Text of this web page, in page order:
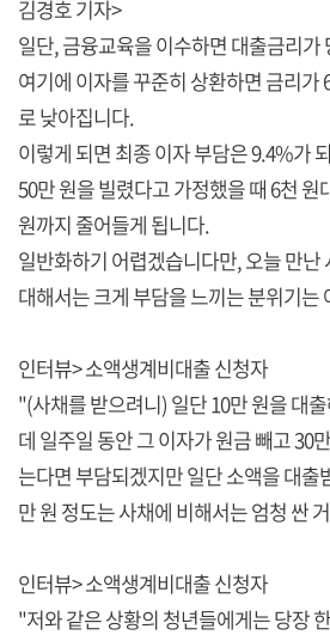
김경호 기자>
일단, 금융교육을 이수하면 대출금리가
여기에 이자를 꾸준히 상환하면 금리가
로 낮아집니다.
이렇게 되면 최종 이자 부담은 9.4%가
50만 원을 빌렸다고 가정했을 때 6천 원
원까지 줄어들게 됩니다.
일반화하기 어렵겠습니다만, 오늘 만난
대해서는 크게 부담을 느끼는 분위기는
인터뷰> 소액생계비대출 신청자
"(사채를 받으려니) 일단 10만 원을 대
데 일주일 동안 그 이자가 원금 빼고 30
는다면 부담되겠지만 일단 소액을 대출
만 원 정도는 사채에 비해서는 엄청 싼
인터뷰> 소액생계비대출 신청자
"저와 같은 상황의 청년들에게는 당장